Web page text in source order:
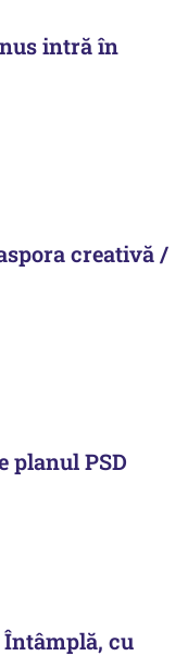
intră în
creativă /
planul PSD
Întâmplă, cu